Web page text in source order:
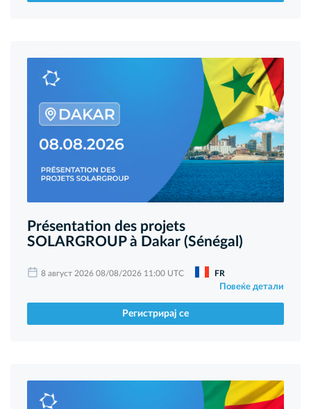
Présentation des projets
SOLARGROUP à Dakar (Sénégal)
8 август 2026 08/08/2026 11:00 UTC FR
Повеќе детали
Регистрирај се